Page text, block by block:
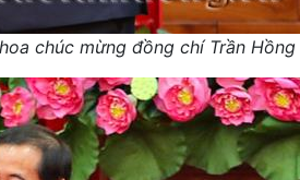
chúc mừng đồng chí Trần Hồng